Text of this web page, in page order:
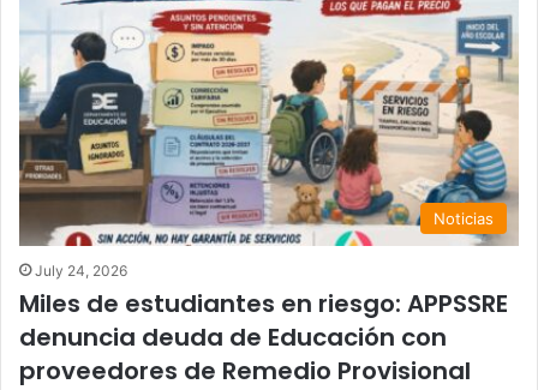
Noticias
July 24, 2026
Miles de estudiantes en riesgo: APPSSRE
denuncia deuda de Educación con
proveedores de Remedio Provisional